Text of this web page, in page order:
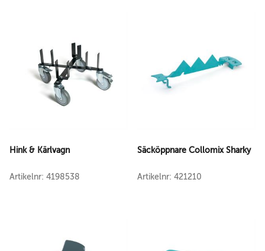
Hink & Kärlvagn
Artikelnr: 4198538
Säcköppnare Collomix Sharky
Artikelnr: 421210